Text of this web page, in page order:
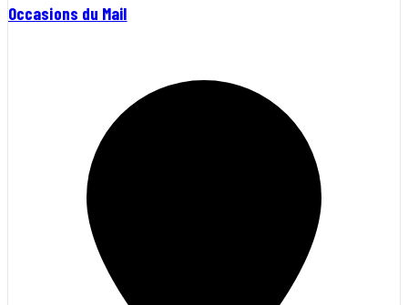
Occasions du Mail